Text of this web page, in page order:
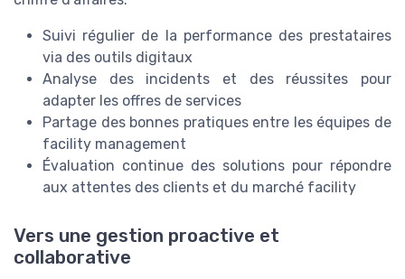
Suivi régulier de la performance des prestataires
via des outils digitaux
Analyse des incidents et des réussites pour
adapter les offres de services
Partage des bonnes pratiques entre les équipes de
facility management
Évaluation continue des solutions pour répondre
aux attentes des clients et du marché facility
Vers une gestion proactive et
collaborative